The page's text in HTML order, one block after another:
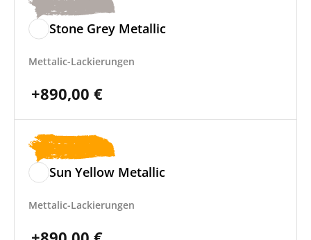
Stone Grey Metallic
Mettalic-Lackierungen
+890,00 €
Sun Yellow Metallic
Mettalic-Lackierungen